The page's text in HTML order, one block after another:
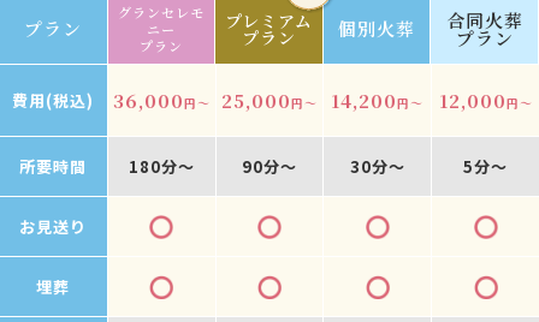
プラン
グランセレモ
ニー
プラン
プレミアム
プラン 個別火葬 合同火葬
プラン
費用(税込) 36,000円～ 25,000円～ 14,200円～ 12,000円～
所要時間 180分～ 90分～ 30分～ 5分～
お見送り
埋葬